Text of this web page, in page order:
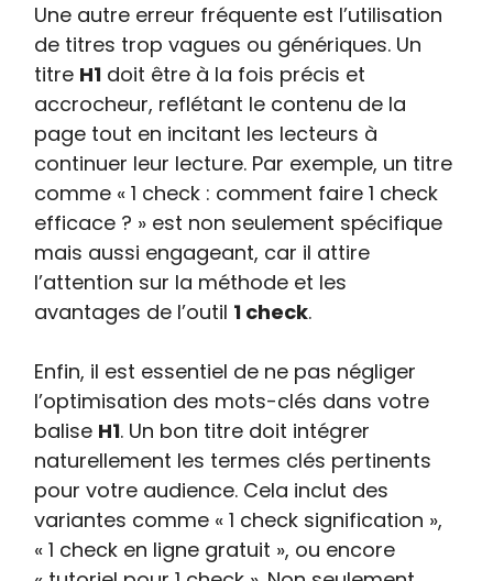
Une autre erreur fréquente est l’utilisation
de titres trop vagues ou génériques. Un
titre H1 doit être à la fois précis et
accrocheur, reflétant le contenu de la
page tout en incitant les lecteurs à
continuer leur lecture. Par exemple, un titre
comme « 1 check : comment faire 1 check
efficace ? » est non seulement spécifique
mais aussi engageant, car il attire
l’attention sur la méthode et les
avantages de l’outil 1 check.
Enfin, il est essentiel de ne pas négliger
l’optimisation des mots-clés dans votre
balise H1. Un bon titre doit intégrer
naturellement les termes clés pertinents
pour votre audience. Cela inclut des
variantes comme « 1 check signification »,
« 1 check en ligne gratuit », ou encore